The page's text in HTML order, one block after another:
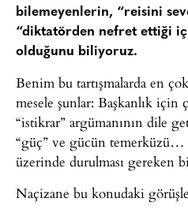
bilemeyenlerin, “reisini
“diktatörden nefret ettiği
olduğunu biliyoruz.
Benim bu tartışmalarda en
mesele şunlar: Başkanlık için
“istikrar” argümanının dile
“güç” ve gücün
üzerinde durulması gereken
Naçizane bu konudaki